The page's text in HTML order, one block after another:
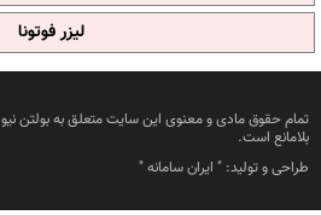
لیزر فوتونا
تمام حقوق مادی و معنوی این سایت متعلق به بولتن
بلامانع است.
طراحی و تولید: " ایران سامانه"